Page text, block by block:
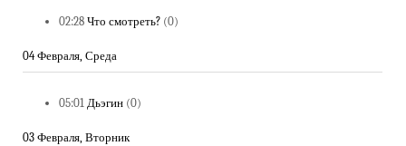
02:28 Что смотреть? (0)
04 Февраля, Среда
05:01 Дьэгин (0)
03 Февраля, Вторник